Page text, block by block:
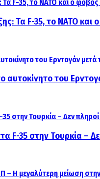
Τα F-35, το ΝΑΤΟ
αυτοκίνητο του
F-35 στην Τουρκία –